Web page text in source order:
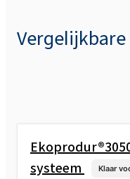
systeem
Klaar